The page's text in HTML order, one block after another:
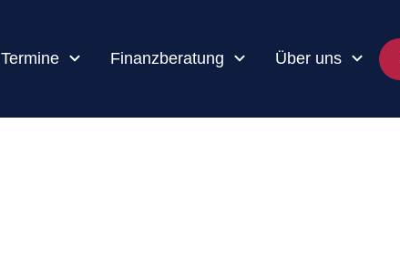
Termine Finanzberatung Über uns